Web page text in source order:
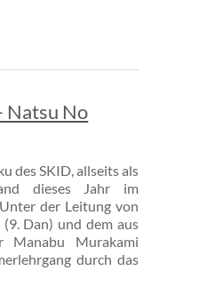
Natsu No
des SKID, allseits als
dieses Jahr im
der Leitung von
Dan) und dem aus
Manabu Murakami
durch das